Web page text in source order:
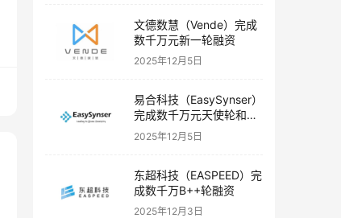
文德数慧（Vende）完成
数千万元新一轮融资
2025年12月5日
易合科技（EasySynser）
完成数千万元天使轮和天
使+轮融资
2025年12月5日
东超科技（EASPEED）完
成数千万B++轮融资
2025年12月3日